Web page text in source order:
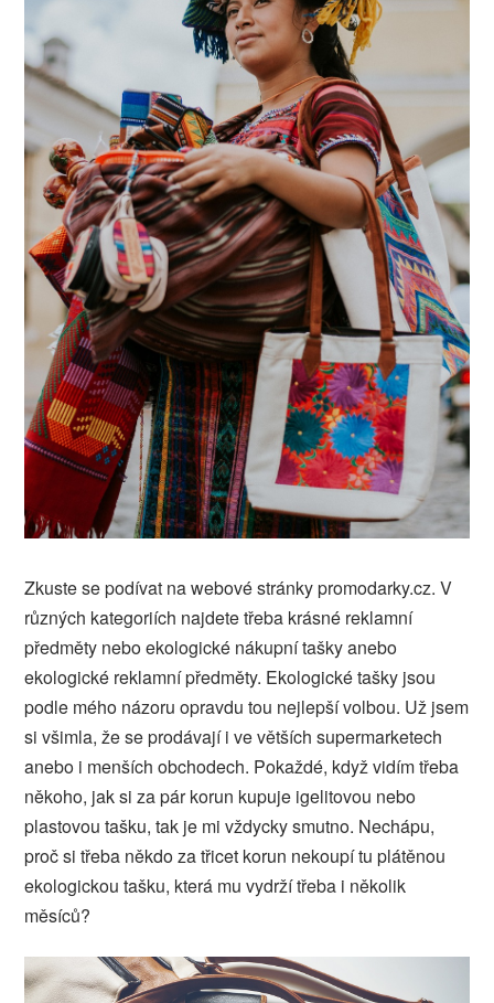
Zkuste se podívat na webové stránky promodarky.cz. V
různých kategoriích najdete třeba krásné reklamní
předměty nebo ekologické nákupní tašky anebo
ekologické reklamní předměty. Ekologické tašky jsou
podle mého názoru opravdu tou nejlepší volbou. Už jsem
si všimla, že se prodávají i ve větších supermarketech
anebo i menších obchodech. Pokaždé, když vidím třeba
někoho, jak si za pár korun kupuje igelitovou nebo
plastovou tašku, tak je mi vždycky smutno. Nechápu,
proč si třeba někdo za třicet korun nekoupí tu plátěnou
ekologickou tašku, která mu vydrží třeba i několik
měsíců?